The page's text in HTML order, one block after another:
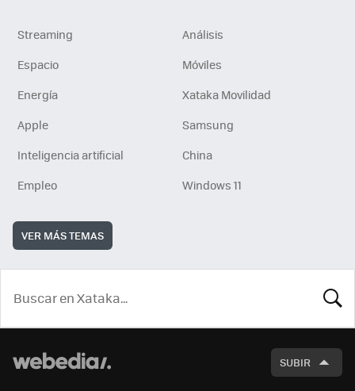
Streaming
Análisis
Espacio
Móviles
Energía
Xataka Movilidad
Apple
Samsung
Inteligencia artificial
China
Empleo
Windows 11
VER MÁS TEMAS
SUBIR